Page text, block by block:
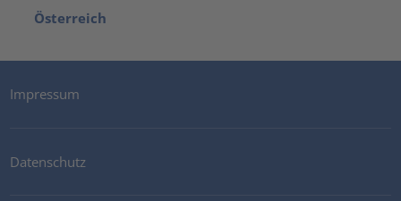
Österreich
Impressum
Datenschutz